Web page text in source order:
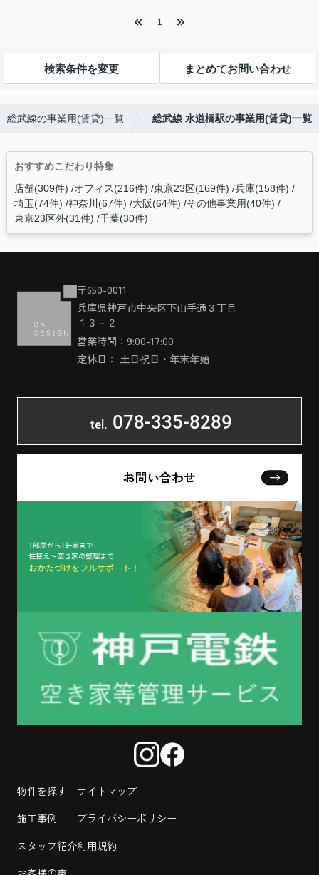
1
検索条件を変更 まとめてお問い合わせ
総武線の事業用(賃貸)一覧 総武線 水道橋駅の事業用(賃貸)一覧
おすすめこだわり特集
店舗(309件) オフィス(216件) 東京23区(169件) 兵庫(158件)
埼玉(74件) 神奈川(67件) 大阪(64件) その他事業用(40件)
東京23区外(31件) 千葉(30件)
〒650-0011
兵庫県神戸市中央区下山手通３丁目
１３－２
営業時間：9:00-17:00
定休日： 土日祝日・年末年始
tel. 078-335-8289
お問い合わせ
物件を探す
施工事例
スタッフ紹介
サイトマップ
プライバシーポリシー
利用規約